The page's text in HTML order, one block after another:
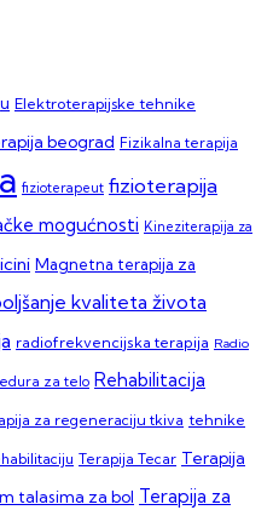
Elektroterapijske tehnike
beograd Fizikalna terapija
fizioterapeut fizioterapija
mogućnosti Kineziterapija za
Magnetna terapija za
kvaliteta života
radiofrekvencijska terapija Radio
za telo Rehabilitacija
za regeneraciju tkiva tehnike
Terapija Tecar Terapija
talasima za bol Terapija za